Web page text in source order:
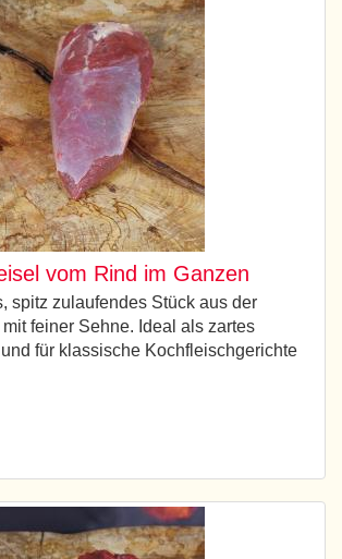
vom Rind im Ganzen
spitz zulaufendes Stück aus der
feiner Sehne. Ideal als zartes
für klassische Kochfleischgerichte